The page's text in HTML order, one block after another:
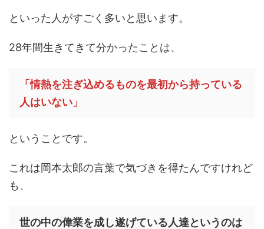
といった人がすごく多いと思います。
28年間生きてきて分かったことは、
「情熱を注ぎ込めるものを最初から持っている
人はいない」
ということです。
これは岡本太郎の言葉で気づきを得たんですけれど
も、
世の中の偉業を成し遂げている人達というのは